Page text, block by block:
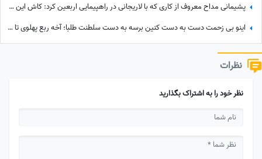
پشیمانی مداح معروف از کاری که با لاریجانی در راهپیمایی اربعین کرد: کاش این کار را نمی‌کردم
اینو بی زحمت دست به دست کنین برسه به دست سلطنت طلبا؛ آخه ربع پهلوی تا حالا توی دعوای محله‌ای هم شرکت نکرده که آرزوی این چنینی براش دارید!+ویدیو
نظرات
نظر خود را به اشتراک بگذارید